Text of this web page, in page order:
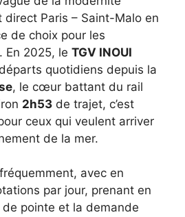
Paris – Saint-Malo en
de choix pour les
En 2025, le TGV INOUI
quotidiens depuis la
, le cœur battant du rail
2h53 de trajet, c’est
ceux qui veulent arriver
de la mer.
avec en
par jour, prenant en
pointe et la demande